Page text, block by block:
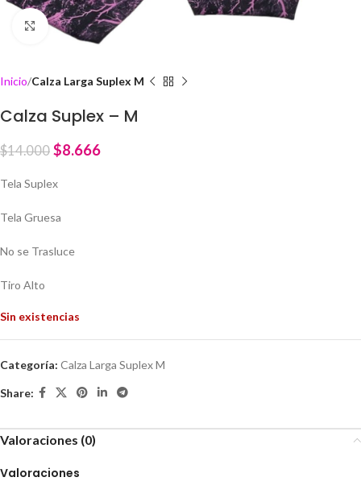
Click to enlarge
Inicio Calza Larga Suplex M
Calza Suplex – M
$14.000 $8.666
Tela Suplex
Tela Gruesa
No se Trasluce
Tiro Alto
Sin existencias
Categoría: Calza Larga Suplex M
Share:
Valoraciones (0)
Valoraciones